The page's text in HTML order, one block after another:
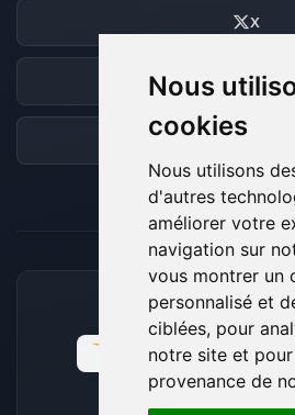
Nous
cookies
Nous utilisons
d'autres
améliorer votre
navigation sur
vous montrer un
personnalisé et
ciblées, pour
notre site et
provenance de
X
Discord
Forum
MOYENS DE